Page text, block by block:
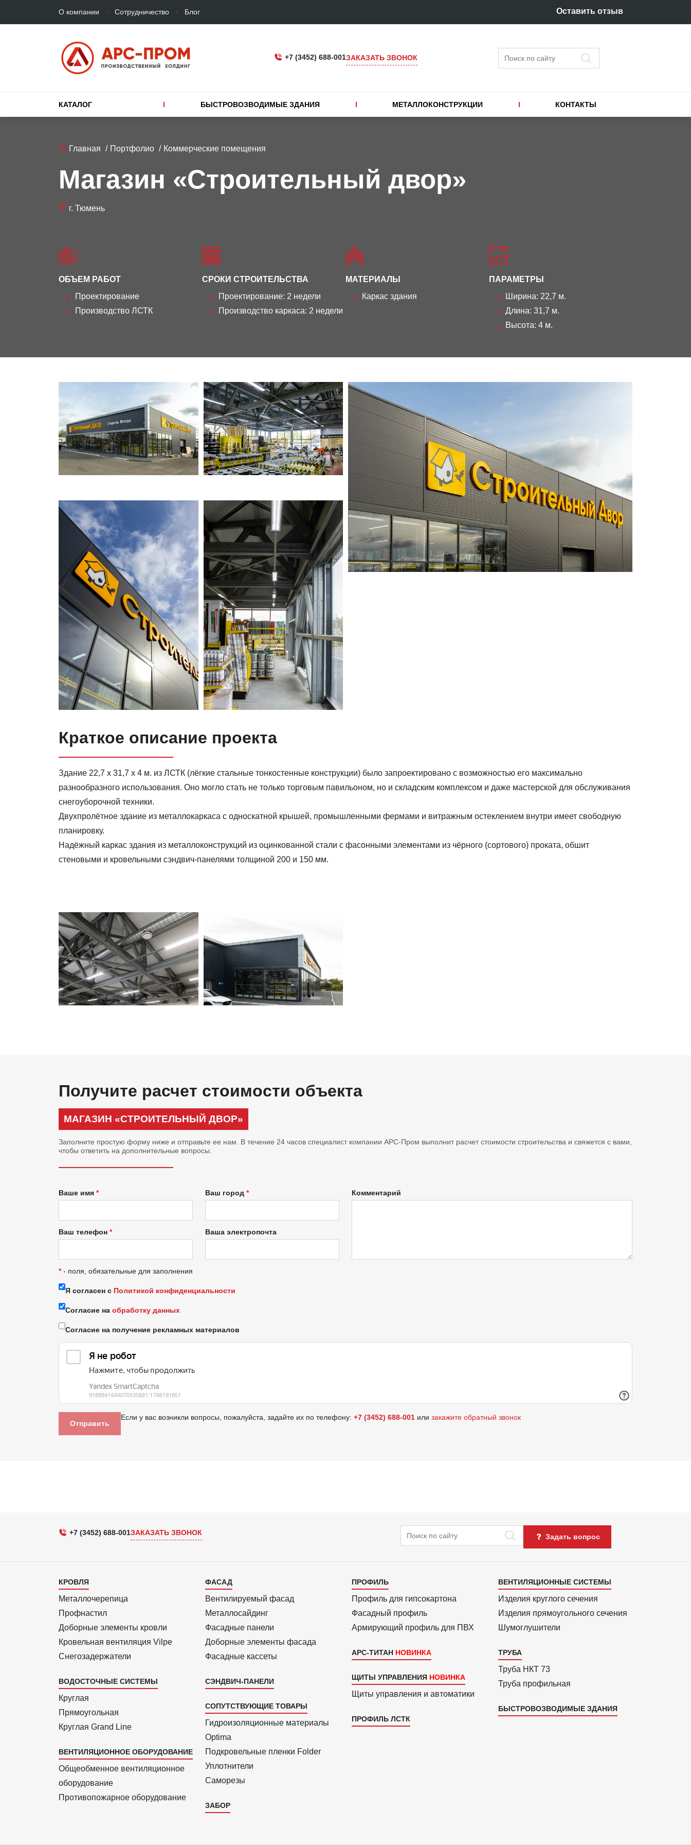
Верхнее
меню
О компании Сотрудничество Блог Оставить отзыв
+7 (3452) 688-001ЗАКАЗАТЬ ЗВОНОК Поиск
Основная
навигация
КАТАЛОГ БЫСТРОВОЗВОДИМЫЕ ЗДАНИЯ МЕТАЛЛОКОНСТРУКЦИИ КОНТАКТЫ
Строка
Главная Портфолио Коммерческие помещения
Магазин «Строительный двор»
г. Тюмень
ОБЪЕМ РАБОТ
Проектирование
Производство ЛСТК
СРОКИ СТРОИТЕЛЬСТВА
Проектирование: 2 недели
Производство каркаса: 2 недели
МАТЕРИАЛЫ
Каркас здания
ПАРАМЕТРЫ
Ширина: 22,7 м.
Длина: 31,7 м.
Высота: 4 м.
«Строительный
двор»
Краткое описание проекта
Здание 22,7 х 31,7 х 4 м. из ЛСТК (лёгкие стальные тонкостенные конструкции) было запроектировано с возможностью его максимально
разнообразного использования. Оно могло стать не только торговым павильоном, но и складским комплексом и даже мастерской для обслуживания
снегоуборочной техники.
Двухпролётное здание из металлокаркаса с односкатной крышей, промышленными фермами и витражным остеклением внутри имеет свободную
планировку.
Надёжный каркас здания из металлоконструкций из оцинкованной стали с фасонными элементами из чёрного (сортового) проката, обшит
стеновыми и кровельными сэндвич-панелями толщиной 200 и 150 мм.
Получите расчет стоимости объекта
МАГАЗИН «СТРОИТЕЛЬНЫЙ ДВОР»
Заполните простую форму ниже и отправьте ее нам. В течение 24 часов специалист компании АРС-Пром выполнит расчет стоимости строительства и свяжется с вами,
чтобы ответить на дополнительные вопросы.
Ваше имя Ваш город
Ваш телефон Ваша электропочта
Комментарий
*- поля, обязательные для заполнения
Я согласен с Политикой конфиденциальности
Согласие на обработку данных
Согласие на получение рекламных материалов
Если у вас возникли вопросы, пожалуйста, задайте их по телефону: +7 (3452) 688-001 или закажите обратный звонок
+7 (3452) 688-001ЗАКАЗАТЬ ЗВОНОК Поиск Задать вопрос
Каталог
1
КРОВЛЯ
Металлочерепица
Профнастил
Доборные элементы кровли
Кровельная вентиляция Vilpe
Снегозадержатели
ВОДОСТОЧНЫЕ СИСТЕМЫ
Круглая
Прямоуголь­ная
Круглая Grand Line
ВЕНТИЛЯЦИОННОЕ ОБОРУДОВАНИЕ
Общеобменное вентиляционное
оборудование
Противопожарное оборудование
Каталог
2
ФАСАД
Вентилиру­емый фасад
Металло­сайдинг
Фасадные панели
Доборные элементы фасада
Фасадные кассеты
СЭНДВИЧ-ПАНЕЛИ
СОПУТСТВУЮЩИЕ ТОВАРЫ
Гидроизоля­ционные материалы
Optima
Подкровель­ные пленки Folder
Уплотнители
Саморезы
ЗАБОР
Каталог
3
ПРОФИЛЬ
Профиль для гипсо­картона
Фасадный профиль
Армиру­ю­щий профиль для ПВХ
АРС-ТИТАН
ЩИТЫ УПРАВЛЕНИЯ
Щиты управления и автоматики
ПРОФИЛЬ ЛСТК
Каталог
4
ВЕНТИЛЯЦИОННЫЕ СИСТЕМЫ
Изделия круглого сечения
Изделия прямоуголь­ного сечения
Шумоглушители
ТРУБА
Труба НКТ 73
Труба профильная
БЫСТРОВОЗВОДИМЫЕ ЗДАНИЯ